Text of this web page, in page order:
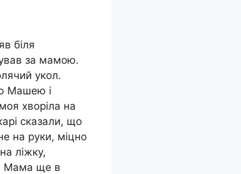
біля
за мамою.
укол.
Машею і
хворіла на
сказали, що
на руки, міцно
ліжку,
Мама ще в